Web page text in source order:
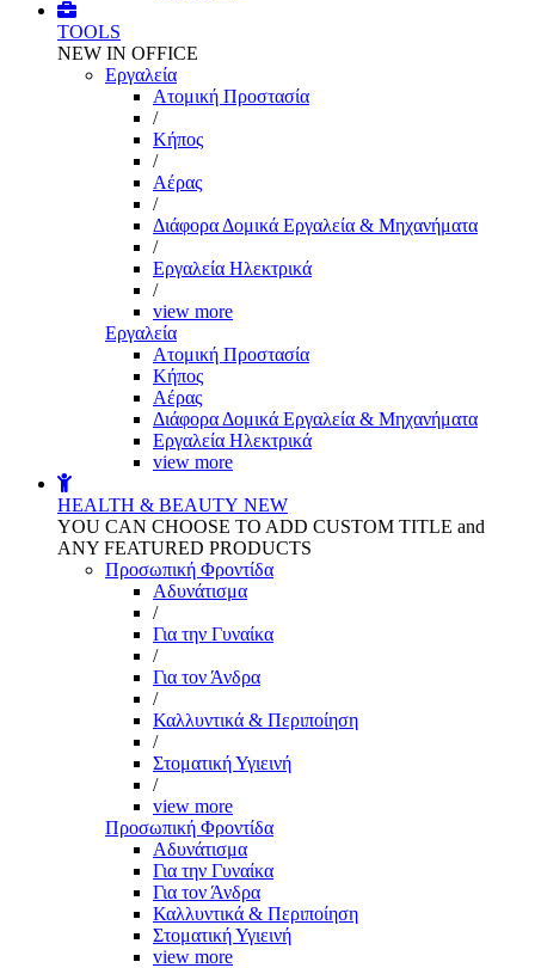
TOOLS
NEW IN OFFICE
Εργαλεία
Aτομική Προστασία
/
Kήπος
/
Αέρας
/
Διάφορα Δομικά Εργαλεία & Μηχανήματα
/
Εργαλεία Ηλεκτρικά
/
view more
Εργαλεία
Aτομική Προστασία
Kήπος
Αέρας
Διάφορα Δομικά Εργαλεία & Μηχανήματα
Εργαλεία Ηλεκτρικά
view more
HEALTH & BEAUTY NEW
YOU CAN CHOOSE TO ADD CUSTOM TITLE and
ANY FEATURED PRODUCTS
Προσωπική Φροντίδα
Αδυνάτισμα
/
Για την Γυναίκα
/
Για τον Άνδρα
/
Καλλυντικά & Περιποίηση
/
Στοματική Υγιεινή
/
view more
Προσωπική Φροντίδα
Αδυνάτισμα
Για την Γυναίκα
Για τον Άνδρα
Καλλυντικά & Περιποίηση
Στοματική Υγιεινή
view more